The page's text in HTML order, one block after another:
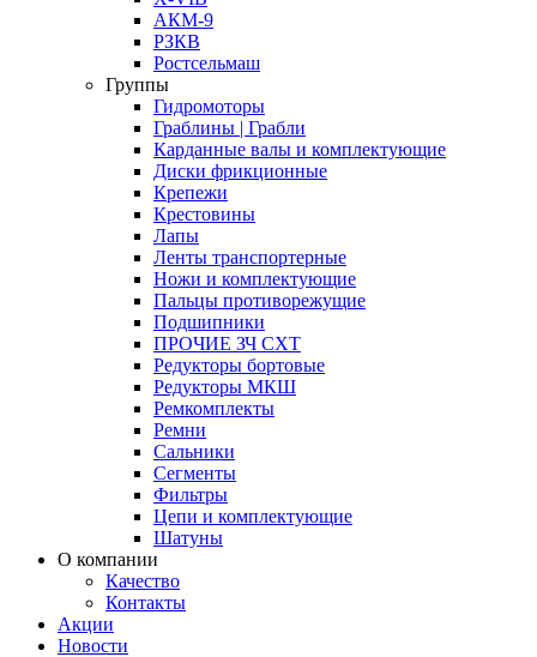
АКМ-9
РЗКВ
Ростсельмаш
Группы
Гидромоторы
Граблины | Грабли
Карданные валы и комплектующие
Диски фрикционные
Крепежи
Крестовины
Лапы
Ленты транспортерные
Ножи и комплектующие
Пальцы противорежущие
Подшипники
ПРОЧИЕ ЗЧ СХТ
Редукторы бортовые
Редукторы МКШ
Ремкомплекты
Ремни
Сальники
Сегменты
Фильтры
Цепи и комплектующие
Шатуны
О компании
Качество
Контакты
Акции
Новости